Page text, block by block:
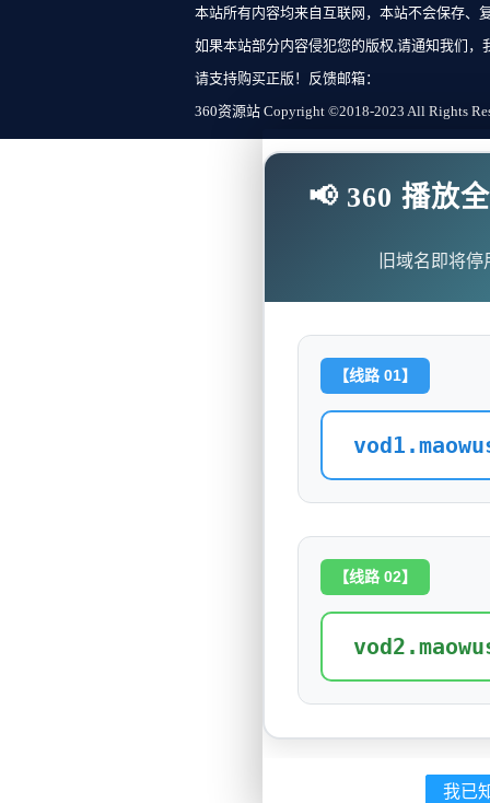
本站所有内容均来自互联网，本站不会保存、
如果本站部分内容侵犯您的版权,请通知我们
请支持购买正版！反馈邮箱：
360资源站 Copyright ©2018-2023 All Rights
📢 360 播放
旧域名即将
【线路 01】
【线路 02】
我已